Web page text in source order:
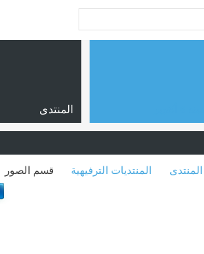
المنتدى
المنتدى المنتديات الترفيهية قسم الصور